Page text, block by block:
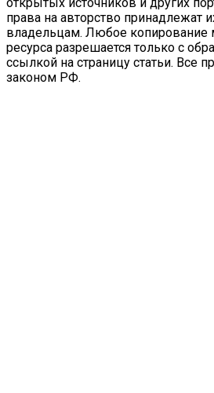
права на авторство принадлежат
владельцам. Любое копирование
ресурса разрешается только с
ссылкой на страницу статьи. Все
законом РФ.